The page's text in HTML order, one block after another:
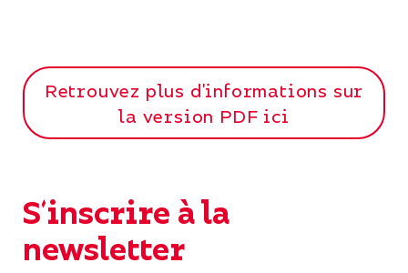
Retrouvez plus d'informations sur
la version PDF ici
S'inscrire à la
newsletter